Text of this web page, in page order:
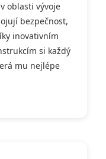
oblasti vývoje
bezpečnost,
inovativním
si každý
mu nejlépe